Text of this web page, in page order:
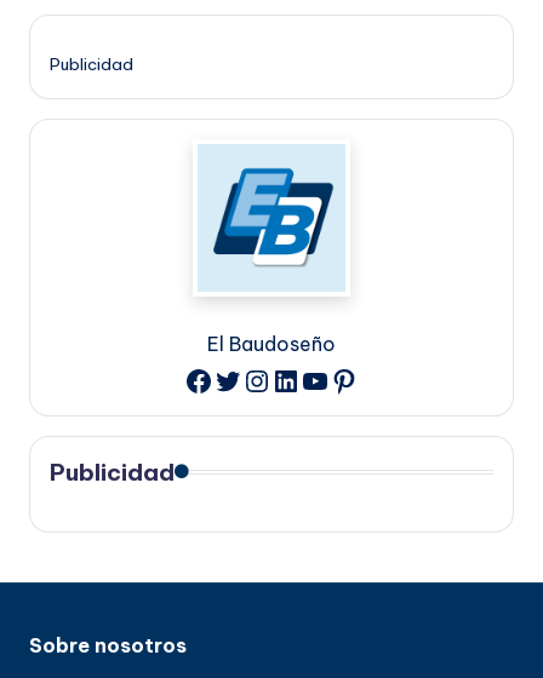
Publicidad
El Baudoseño
Facebook
Twitter
Instagram
LinkedIn
YouTube
Pinterest
Publicidad
Sobre nosotros